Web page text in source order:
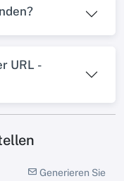
URL -
Generieren Sie